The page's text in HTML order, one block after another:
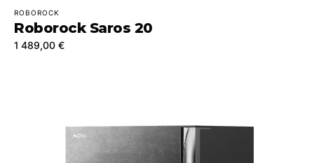
ROBOROCK
Roborock Saros 20
1 489,00 €